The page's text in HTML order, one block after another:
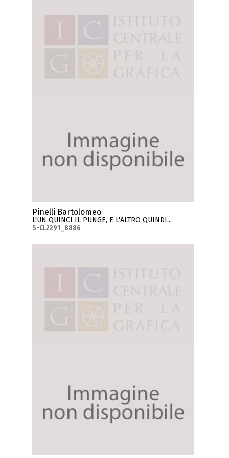
Pinelli Bartolomeo
L'UN QUINCI IL PUNGE, E L'ALTRO QUINDI...
S-CL2291_8886